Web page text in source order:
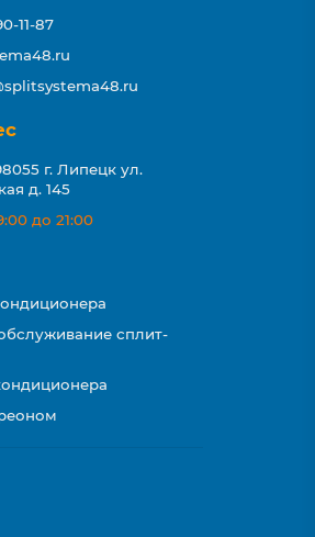
11-87
г. Липецк ул.
д. 145
до 21:00
сплит-